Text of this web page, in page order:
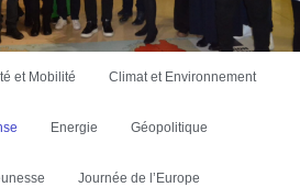
et Mobilité Climat et Environnement
Energie Géopolitique
Journée de l’Europe